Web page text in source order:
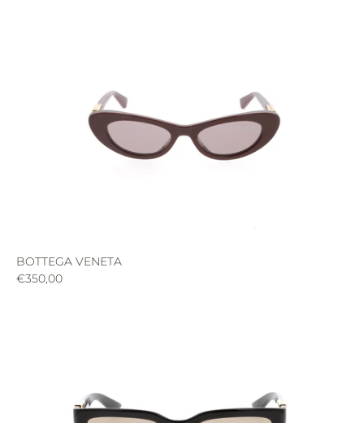
BOTTEGA VENETA
€350,00